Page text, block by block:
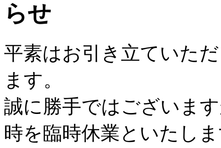
らせ
平素はお引き立ていた
ます。
誠に勝手ではございま
時を臨時休業といたし